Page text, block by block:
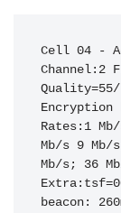
Cell 04 -
Channel:2
Encryption
Rates:1
Mb/s 9
Mb/s; 36
beacon: